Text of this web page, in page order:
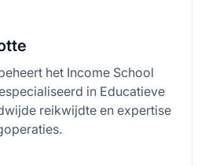
het Income School
in Educatieve
reikwijdte en expertise